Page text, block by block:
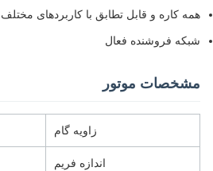
همه کاره و قابل تطابق با کاربردهای مختلف
شبکه فروشنده فعال
مشخصات موتور
زاویه گام
اندازه فریم